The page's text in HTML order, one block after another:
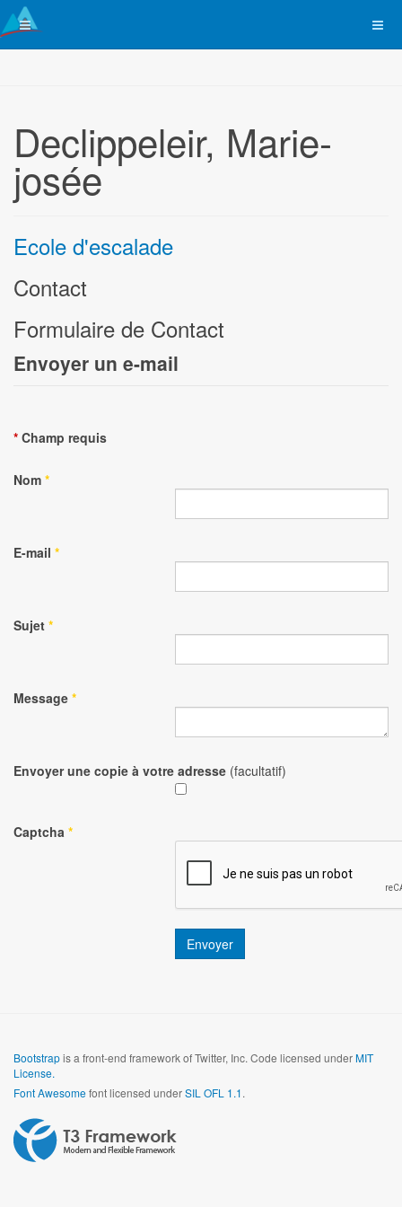
Declippeleir, Marie-
josée
Ecole d'escalade
Contact
Formulaire de Contact
Envoyer un e-mail
* Champ requis
Nom *
E-mail *
Sujet *
Message *
Envoyer une copie à votre adresse (facultatif)
Captcha *
Envoyer
Bootstrapis a front-end framework of Twitter, Inc. Code licensed underMIT
License.
Font Awesomefont licensed underSIL OFL 1.1.